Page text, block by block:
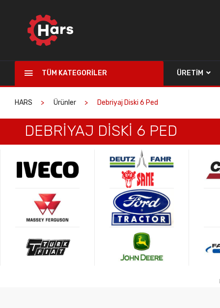
TÜM KATEGORILER ÜRETIM
HARS Ürünler Debriyaj Diski 6 Ped
DEBRIYAJ DISKI 6 PED